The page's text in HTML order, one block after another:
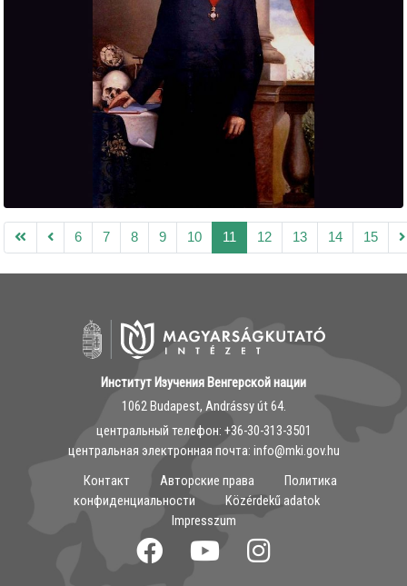
6 7 8 9 10 11 12 13 14 15
Институт Изучения Венгерской нации
1062 Budapest, Andrássy út 64.
центральный телефон: ‭+36-30-313-3501
центральная электронная почта: info@mki.gov.hu
Контакт
Авторские права
Политика
конфиденциальности
Közérdekű adatok
Impresszum